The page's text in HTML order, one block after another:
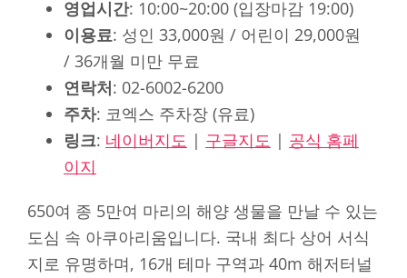
영업시간: 10:00~20:00 (입장마감 19:00)
이용료: 성인 33,000원 / 어린이 29,000원
/ 36개월 미만 무료
연락처: 02-6002-6200
주차: 코엑스 주차장 (유료)
링크: 네이버지도 | 구글지도 | 공식 홈페
이지
650여 종 5만여 마리의 해양 생물을 만날 수 있는
도심 속 아쿠아리움입니다. 국내 최다 상어 서식
지로 유명하며, 16개 테마 구역과 40m 해저터널